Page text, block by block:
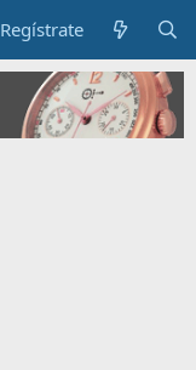
Regístrate